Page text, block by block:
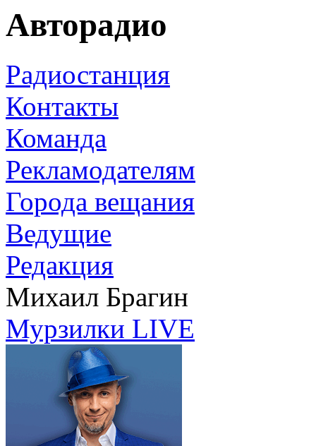
Авторадио
Радиостанция
Контакты
Команда
Рекламодателям
Города вещания
Ведущие
Редакция
Михаил Брагин
Мурзилки LIVE